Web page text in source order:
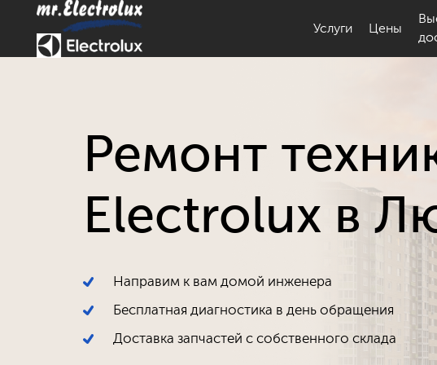
Услуги
Духовые
Морозильные
Цены
Ремонт
Electrolux в
Направим к вам домой инженера
Бесплатная диагностика в день обращения
Доставка запчастей с собственного склада